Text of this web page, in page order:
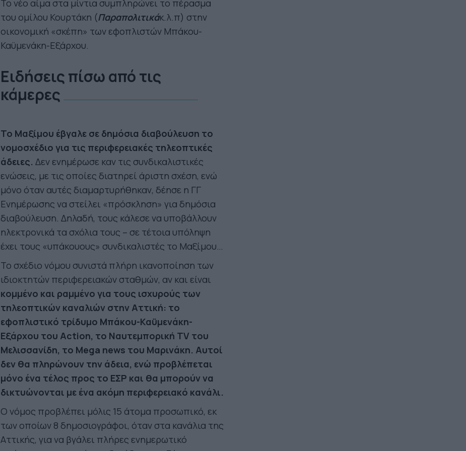
Το νέο αίμα στα μίντια συμπληρώνει το πέρασμα
του ομίλου Κουρτάκη (Παραπολιτικάκ.λ.π) στην
οικονομική «σκέπη» των εφοπλιστών Μπάκου-
Καϋμενάκη-Εξάρχου.
Ειδήσεις πίσω από τις
κάμερες
Το Μαξίμου έβγαλε σε δημόσια διαβούλευση το
νομοσχέδιο για τις περιφερειακές τηλεοπτικές
άδειες. Δεν ενημέρωσε καν τις συνδικαλιστικές
ενώσεις, με τις οποίες διατηρεί άριστη σχέση, ενώ
μόνο όταν αυτές διαμαρτυρήθηκαν, δέησε η ΓΓ
Ενημέρωσης να στείλει «πρόσκληση» για δημόσια
διαβούλευση. Δηλαδή, τους κάλεσε να υποβάλλουν
ηλεκτρονικά τα σχόλια τους – σε τέτοια υπόληψη
έχει τους «υπάκουους» συνδικαλιστές το Μαξίμου…
Το σχέδιο νόμου συνιστά πλήρη ικανοποίηση των
ιδιοκτητών περιφερειακών σταθμών, αν και είναι
κομμένο και ραμμένο για τους ισχυρούς των
τηλεοπτικών καναλιών στην Αττική: το
εφοπλιστικό τρίδυμο Μπάκου-Καϋμενάκη-
Εξάρχου του Action, το Ναυτεμπορική TV του
Μελισσανίδη, το Mega news του Μαρινάκη. Αυτοί
δεν θα πληρώνουν την άδεια, ενώ προβλέπεται
μόνο ένα τέλος προς το ΕΣΡ και θα μπορούν να
δικτυώνονται με ένα ακόμη περιφερειακό κανάλι.
Ο νόμος προβλέπει μόλις 15 άτομα προσωπικό, εκ
των οποίων 8 δημοσιογράφοι, όταν στα κανάλια της
Αττικής, για να βγάλει πλήρες ενημερωτικό